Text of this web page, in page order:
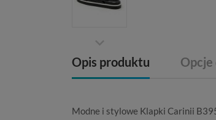
Opis produktu
Modne i stylowe Klapki Carinii